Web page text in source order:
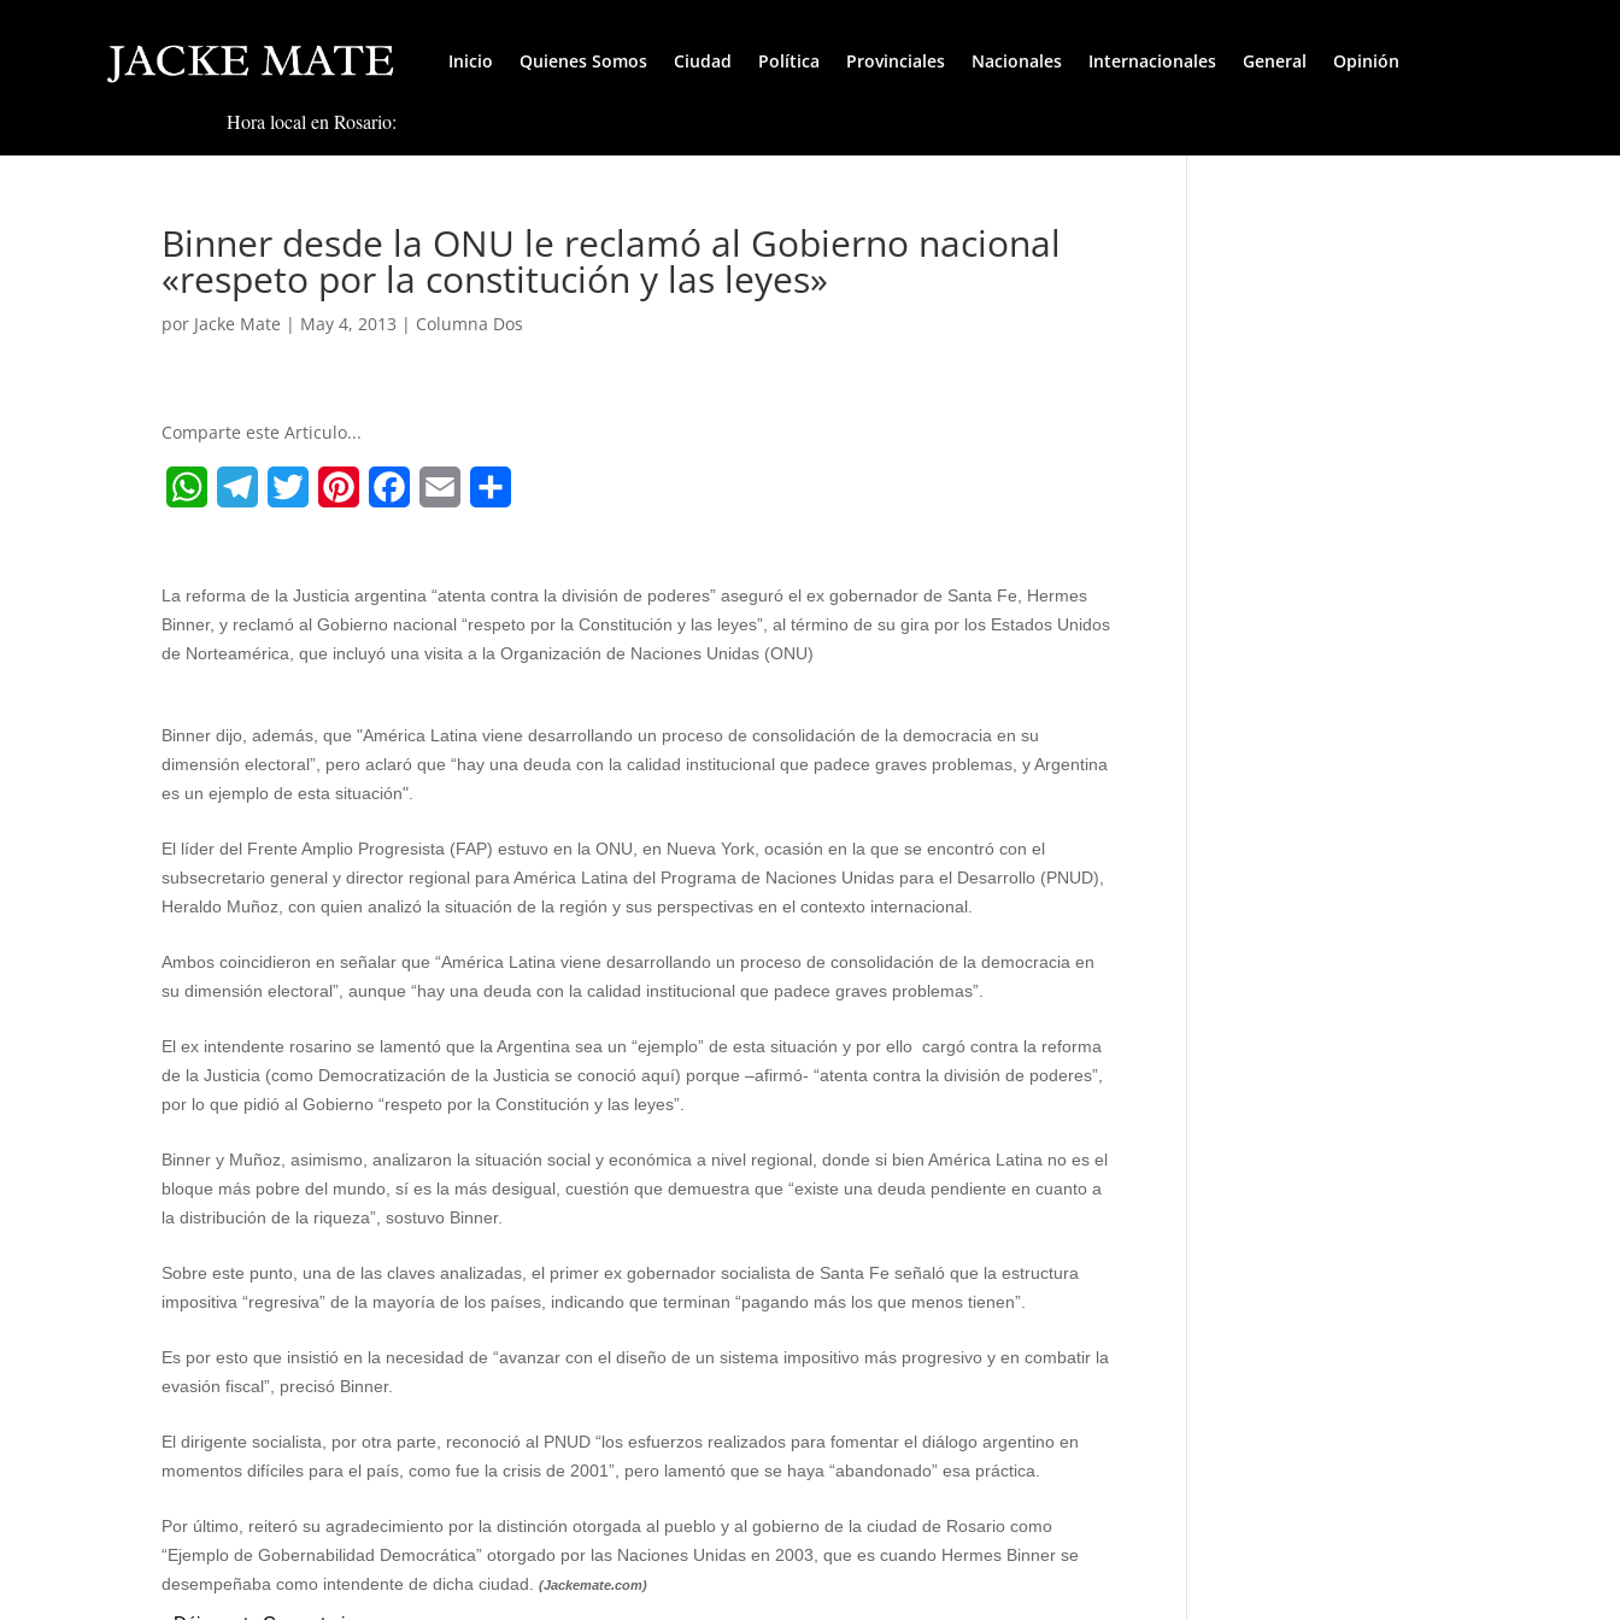
Inicio Quienes Somos Ciudad Política Provinciales Nacionales Internacionales General Opinión
Hora local en Rosario:
Binner desde la ONU le reclamó al Gobierno nacional
«respeto por la constitución y las leyes»
por Jacke Mate | May 4, 2013 | Columna Dos
Comparte este Articulo...
a
t
A
p
l
e
r
a
t
e
r
n
t
r
e
t
c
e
o
o
a
i
a
r
La reforma de la Justicia argentina “atenta contra la división de poderes” aseguró el ex gobernador de Santa Fe, Hermes
Binner, y reclamó al Gobierno nacional “respeto por la Constitución y las leyes”, al término de su gira por los Estados Unidos
de Norteamérica, que incluyó una visita a la Organización de Naciones Unidas (ONU)
Binner dijo, además, que "América Latina viene desarrollando un proceso de consolidación de la democracia en su
dimensión electoral”, pero aclaró que “hay una deuda con la calidad institucional que padece graves problemas, y Argentina
es un ejemplo de esta situación".
El líder del Frente Amplio Progresista (FAP) estuvo en la ONU, en Nueva York, ocasión en la que se encontró con el
subsecretario general y director regional para América Latina del Programa de Naciones Unidas para el Desarrollo (PNUD),
Heraldo Muñoz, con quien analizó la situación de la región y sus perspectivas en el contexto internacional.
Ambos coincidieron en señalar que “América Latina viene desarrollando un proceso de consolidación de la democracia en
su dimensión electoral”, aunque “hay una deuda con la calidad institucional que padece graves problemas”.
El ex intendente rosarino se lamentó que la Argentina sea un “ejemplo” de esta situación y por ello cargó contra la reforma
de la Justicia (como Democratización de la Justicia se conoció aquí) porque –afirmó- “atenta contra la división de poderes”,
por lo que pidió al Gobierno “respeto por la Constitución y las leyes”.
Binner y Muñoz, asimismo, analizaron la situación social y económica a nivel regional, donde si bien América Latina no es el
bloque más pobre del mundo, sí es la más desigual, cuestión que demuestra que “existe una deuda pendiente en cuanto a
la distribución de la riqueza”, sostuvo Binner.
Sobre este punto, una de las claves analizadas, el primer ex gobernador socialista de Santa Fe señaló que la estructura
impositiva “regresiva” de la mayoría de los países, indicando que terminan “pagando más los que menos tienen”.
Es por esto que insistió en la necesidad de “avanzar con el diseño de un sistema impositivo más progresivo y en combatir la
evasión fiscal”, precisó Binner.
El dirigente socialista, por otra parte, reconoció al PNUD “los esfuerzos realizados para fomentar el diálogo argentino en
momentos difíciles para el país, como fue la crisis de 2001”, pero lamentó que se haya “abandonado” esa práctica.
Por último, reiteró su agradecimiento por la distinción otorgada al pueblo y al gobierno de la ciudad de Rosario como
“Ejemplo de Gobernabilidad Democrática” otorgado por las Naciones Unidas en 2003, que es cuando Hermes Binner se
desempeñaba como intendente de dicha ciudad.(Jackemate.com)